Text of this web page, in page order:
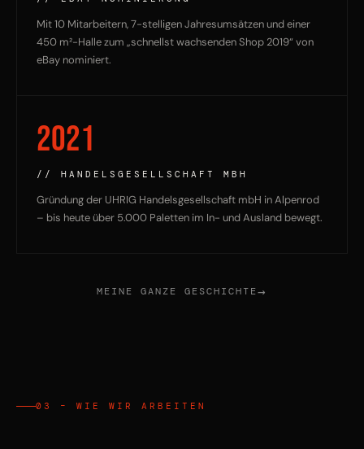
Mit 10 Mitarbeitern, 7-stelligen Jahresumsätzen und einer
450 m²-Halle zum „schnellst wachsenden Shop 2019“ von
eBay nominiert.
2021
// HANDELSGESELLSCHAFT MBH
Gründung der UHRIG Handelsgesellschaft mbH in Alpenrod
– bis heute über 5.000 Paletten im In- und Ausland bewegt.
MEINE GANZE GESCHICHTE→
03 – WIE WIR ARBEITEN